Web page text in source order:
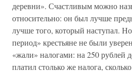
деревни». Счастливым можно
относительно: он был лучше
лучше того, который наступал.
период» крестьяне не были
«жали» налогами: на 250 рублей
платил столько же налога,